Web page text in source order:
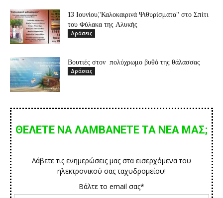
13 Ιουνίου,”Καλοκαιρινά Ψιθυρίσματα” στο Σπίτι
του Φύλακα της Αλυκής
Δράσεις
Βουτιές στον πολύχρωμο βυθό της θάλασσας
Δράσεις
ΘΕΛΕΤΕ ΝΑ ΛΑΜΒΑΝΕΤΕ ΤΑ ΝΕΑ ΜΑΣ;
Λάβετε τις ενημερώσεις μας στα εισερχόμενα του
ηλεκτρονικού σας ταχυδρομείου!
Βάλτε το email σας*